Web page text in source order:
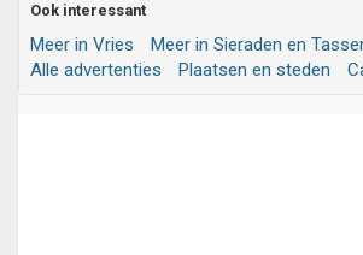
Ook interessant
Meer in Vries
Meer in Sieraden en
Alle advertenties
Plaatsen en steden